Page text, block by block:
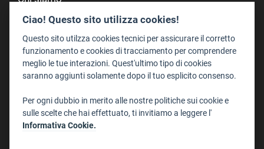
Redazione
Staff
Format - Centro Audiovisivi
Trentino Film Commission
Dove Siamo
Struttura di riferimento
Ciao! Questo sito utilizza cookies!
Questo sito utilzza cookies tecnici per assicurare il corretto
funzionamento e cookies di tracciamento per comprendere
meglio le tue interazioni. Quest'ultimo tipo di cookies
saranno aggiunti solamente dopo il tuo esplicito consenso.
Per ogni dubbio in merito alle nostre politiche sui cookie e
sulle scelte che hai effettuato, ti invitiamo a leggere l'
Informativa Cookie.